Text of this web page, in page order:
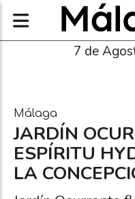
7 de
JARDÍN
ESPÍRITU
LA
Málaga